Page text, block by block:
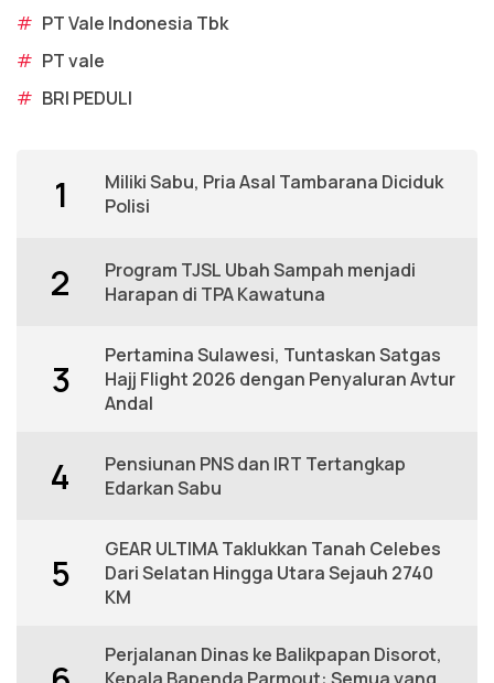
# PT Vale Indonesia Tbk
# PT vale
# BRI PEDULI
1
Miliki Sabu, Pria Asal Tambarana Diciduk
Polisi
2
Program TJSL Ubah Sampah menjadi
Harapan di TPA Kawatuna
3
Pertamina Sulawesi, Tuntaskan Satgas
Hajj Flight 2026 dengan Penyaluran Avtur
Andal
4
Pensiunan PNS dan IRT Tertangkap
Edarkan Sabu
5
GEAR ULTIMA Taklukkan Tanah Celebes
Dari Selatan Hingga Utara Sejauh 2740
KM
Perjalanan Dinas ke Balikpapan Disorot,